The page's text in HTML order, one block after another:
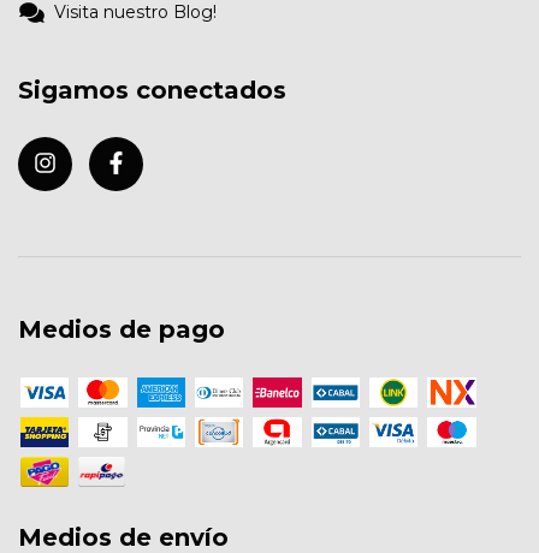
Visita nuestro Blog!
Sigamos conectados
Medios de pago
Medios de envío